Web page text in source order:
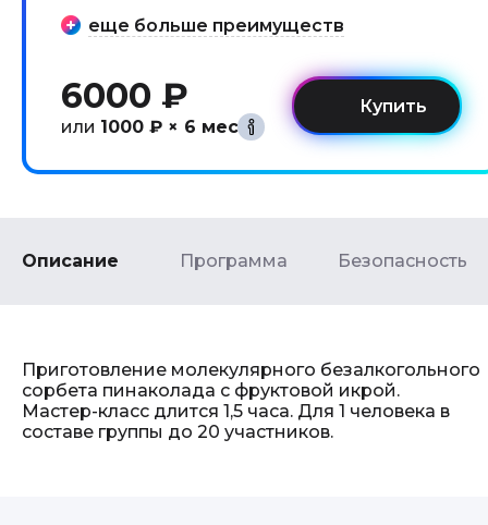
еще больше преимуществ
6000 ₽
или 1000 ₽ × 6 мес
Описание Программа Безопасность
Приготовление молекулярного безалкогольного
сорбета пинаколада с фруктовой икрой.
Мастер-класс длится 1,5 часа. Для 1 человека в
составе группы до 20 участников.